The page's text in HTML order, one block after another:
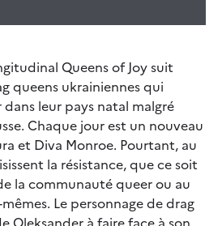
Queens of Joy suit
queens ukrainiennes qui
leur pays natal malgré
Chaque jour est un nouveau
et Diva Monroe. Pourtant, au
la résistance, que ce soit
la communauté queer ou au
Le personnage de drag